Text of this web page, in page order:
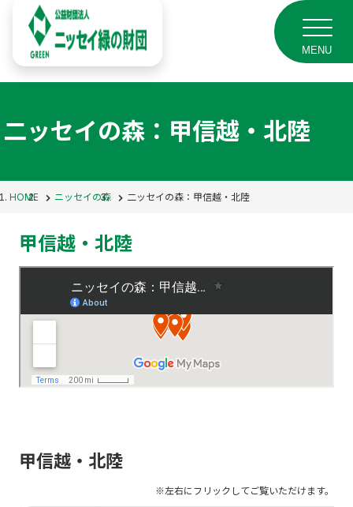
MENU
二ッセイの森：甲信越・北陸
HOME ニッセイの森 二ッセイの森：甲信越・北陸
甲信越・北陸
甲信越・北陸